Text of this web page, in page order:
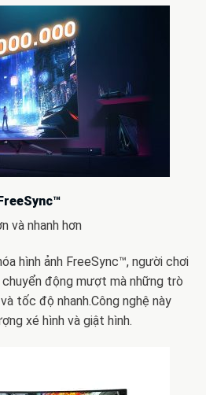
và nhanh hơn
hình ảnh FreeSync™, người chơi
động mượt mà những trò
tốc độ nhanh.Công nghệ này
xé hình và giật hình.